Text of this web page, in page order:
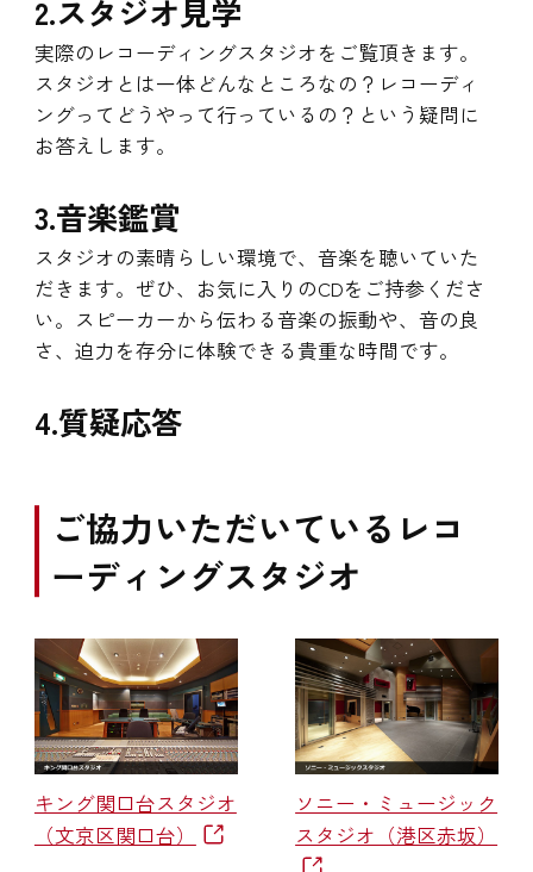
2.スタジオ見学
実際のレコーディングスタジオをご覧頂きます。
スタジオとは一体どんなところなの？レコーディ
ングってどうやって行っているの？という疑問に
お答えします。
3.音楽鑑賞
スタジオの素晴らしい環境で、音楽を聴いていた
だきます。ぜひ、お気に入りのCDをご持参くださ
い。スピーカーから伝わる音楽の振動や、音の良
さ、迫力を存分に体験できる貴重な時間です。
4.質疑応答
ご協力いただいているレコ
ーディングスタジオ
キング関口台スタジオ
（文京区関口台）
ソニー・ミュージック
スタジオ（港区赤坂）